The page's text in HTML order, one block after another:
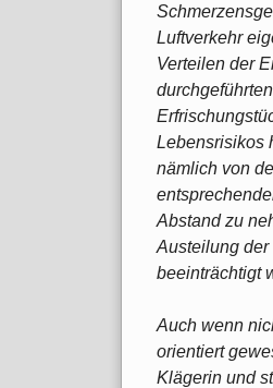
Luftverkehr
Verteilen der
Lebensrisikos
nämlich von
Abstand zu
Austeilung
beeinträchtigt
Auch wenn
orientiert
Klägerin und